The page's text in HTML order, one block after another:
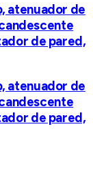
atenuador de
de pared,
atenuador de
de pared,